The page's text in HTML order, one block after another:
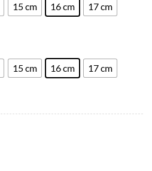
15 cm 16 cm
17 cm
15 cm 16 cm
17 cm